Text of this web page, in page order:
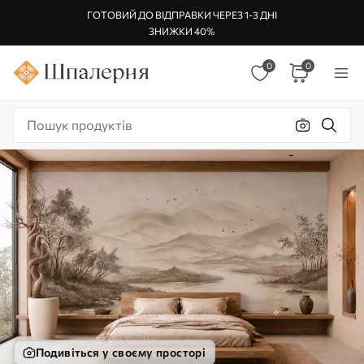
ГОТОВИЙ ДО ВІДПРАВКИ ЧЕРЕЗ 1-3 ДНІ
ЗНИЖКИ 40%
0 0
Подивіться у своєму просторі